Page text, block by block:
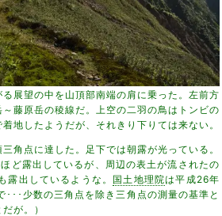
展望の中を山頂部南端の肩に乗った。左前方
藤原岳の稜線だ。上空の二羽の鳥はトンビの
地したようだが、それきり下りては来ない。
角点に達した。足下では朝露が光っている。
ど露出しているが、周辺の表土が流されたの
出しているような。 国土地理院は平成26年
･･少数の三角点を除き三角点の測量の基準と
が。）